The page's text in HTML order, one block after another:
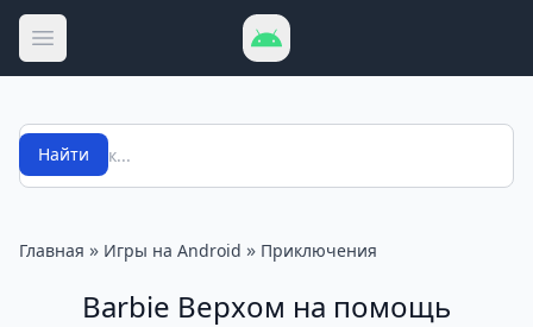
Открыть меню
Поиск
Найти
Главная » Игры на Android » Приключения
Barbie Верхом на помощь